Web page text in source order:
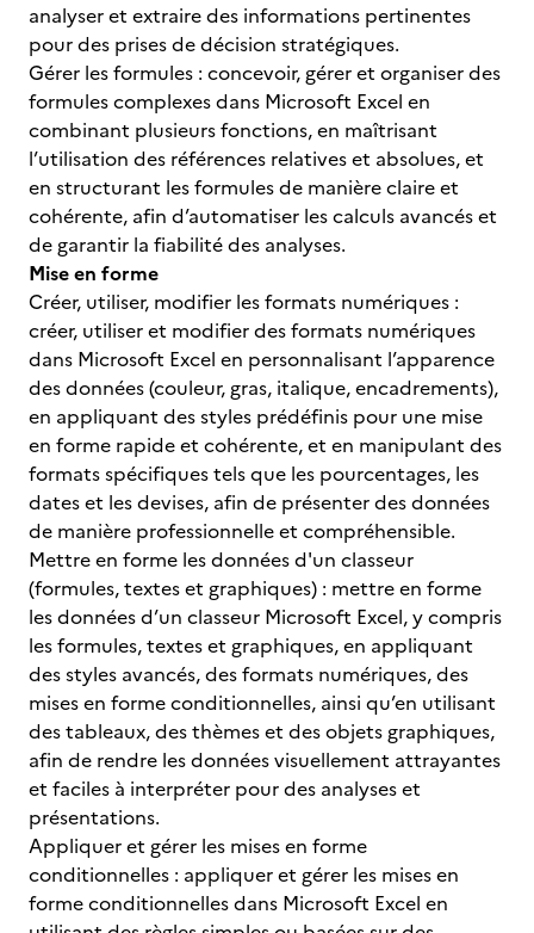
analyser et extraire des informations pertinentes
pour des prises de décision stratégiques.
Gérer les formules : concevoir, gérer et organiser des
formules complexes dans Microsoft Excel en
combinant plusieurs fonctions, en maîtrisant
l’utilisation des références relatives et absolues, et
en structurant les formules de manière claire et
cohérente, afin d’automatiser les calculs avancés et
de garantir la fiabilité des analyses.
Mise en forme
Créer, utiliser, modifier les formats numériques :
créer, utiliser et modifier des formats numériques
dans Microsoft Excel en personnalisant l’apparence
des données (couleur, gras, italique, encadrements),
en appliquant des styles prédéfinis pour une mise
en forme rapide et cohérente, et en manipulant des
formats spécifiques tels que les pourcentages, les
dates et les devises, afin de présenter des données
de manière professionnelle et compréhensible.
Mettre en forme les données d'un classeur
(formules, textes et graphiques) : mettre en forme
les données d’un classeur Microsoft Excel, y compris
les formules, textes et graphiques, en appliquant
des styles avancés, des formats numériques, des
mises en forme conditionnelles, ainsi qu’en utilisant
des tableaux, des thèmes et des objets graphiques,
afin de rendre les données visuellement attrayantes
et faciles à interpréter pour des analyses et
présentations.
Appliquer et gérer les mises en forme
conditionnelles : appliquer et gérer les mises en
forme conditionnelles dans Microsoft Excel en